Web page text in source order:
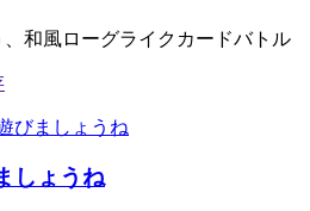
和風ローグライクカードバトル
しょうね